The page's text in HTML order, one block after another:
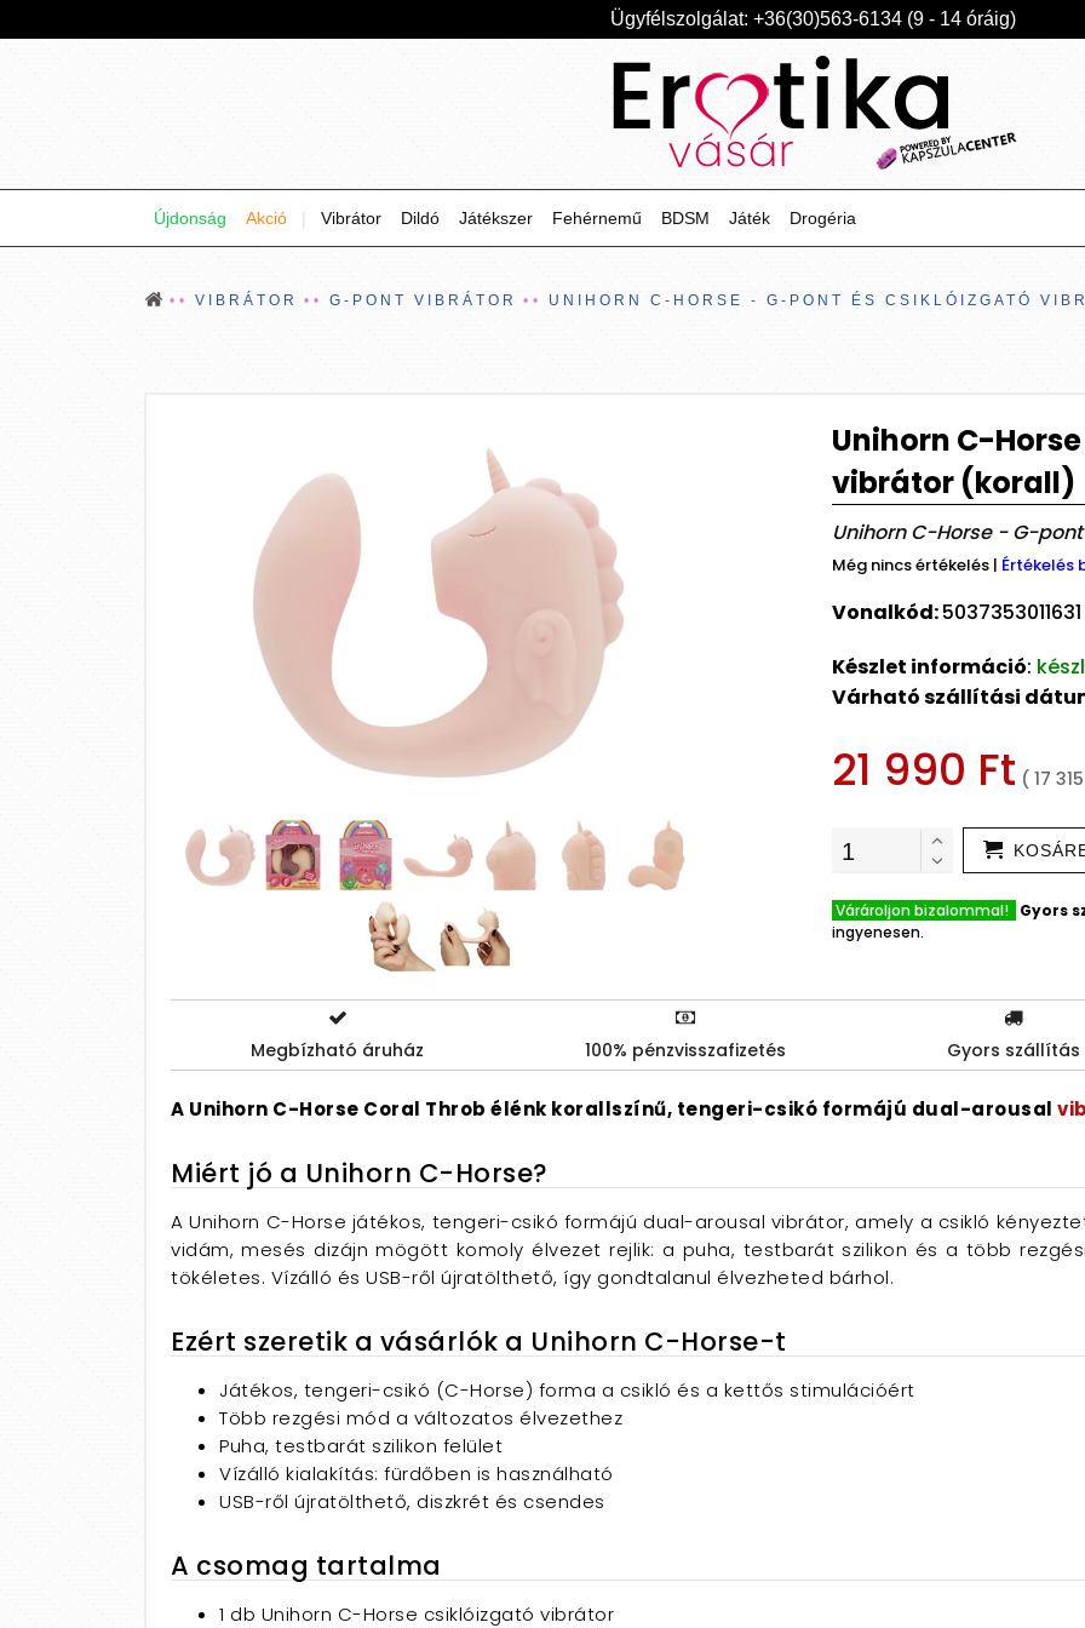
Ügyfélszolgálat: +36(30)563-6134 (9 - 14 óráig)
Újdonság Akció | Vibrátor Dildó Játékszer Fehérnemű BDSM Játék Drogéria
VIBRÁTOR G-PONT VIBRÁTOR UNIHORN C-HORSE - G-PONT ÉS CSIKLÓIZGATÓ
Unihorn C-
vibrátor (korall)
Unihorn C-Horse - G-
Még nincs értékelés | Értékelés
Vonalkód:5037353011631
Készlet információ:
Várható szállítási
21 990 Ft ( 17
Várároljon bizalommal! Gyors
ingyenesen.
Megbízható áruház 100% pénzvisszafizetés Gyors szállítás
A Unihorn C-Horse Coral Throb élénk korallszínű, tengeri-csikó formájú dual-arousal
Miért jó a Unihorn C-Horse?
A Unihorn C-Horse játékos, tengeri-csikó formájú dual-arousal vibrátor, amely a csikló
vidám, mesés dizájn mögött komoly élvezet rejlik: a puha, testbarát szilikon és a több
tökéletes. Vízálló és USB-ről újratölthető, így gondtalanul élvezheted bárhol.
Ezért szeretik a vásárlók a Unihorn C-Horse-t
Játékos, tengeri-csikó (C-Horse) forma a csikló és a kettős stimulációért
Több rezgési mód a változatos élvezethez
Puha, testbarát szilikon felület
Vízálló kialakítás: fürdőben is használható
USB-ről újratölthető, diszkrét és csendes
A csomag tartalma
1 db Unihorn C-Horse csiklóizgató vibrátor